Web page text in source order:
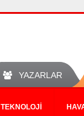
YAZARLAR